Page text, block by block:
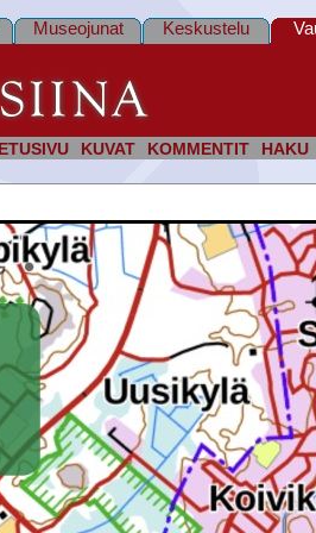
ETUSIVU KUVAT KOMMENTIT HAKU
Museojunat Keskustelu